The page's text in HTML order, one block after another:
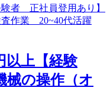
以上【経験
の操作（オ